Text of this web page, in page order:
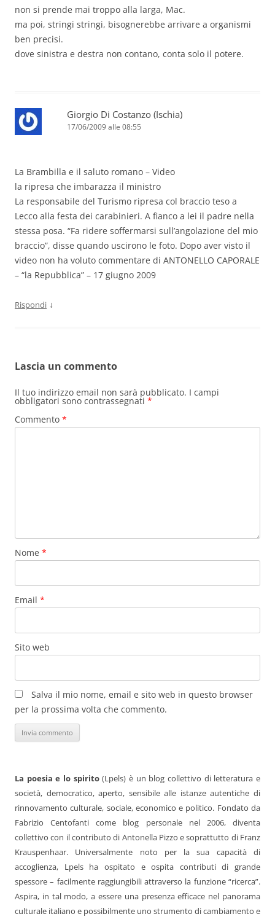
non si prende mai troppo alla larga, Mac.
ma poi, stringi stringi, bisognerebbe arrivare a organismi
ben precisi.
dove sinistra e destra non contano, conta solo il potere.
Giorgio Di Costanzo (Ischia)
17/06/2009 alle 08:55
La Brambilla e il saluto romano – Video
la ripresa che imbarazza il ministro
La responsabile del Turismo ripresa col braccio teso a
Lecco alla festa dei carabinieri. A fianco a lei il padre nella
stessa posa. “Fa ridere soffermarsi sull’angolazione del mio
braccio”, disse quando uscirono le foto. Dopo aver visto il
video non ha voluto commentare di ANTONELLO CAPORALE
– “la Repubblica” – 17 giugno 2009
Rispondi ↓
Lascia un commento
Il tuo indirizzo email non sarà pubblicato. I campi
obbligatori sono contrassegnati *
Commento *
Nome *
Email *
Sito web
Salva il mio nome, email e sito web in questo browser
per la prossima volta che commento.
La poesia e lo spirito(Lpels) è un blog collettivo di letteratura e
società, democratico, aperto, sensibile alle istanze autentiche di
rinnovamento culturale, sociale, economico e politico. Fondato da
Fabrizio Centofanti come blog personale nel 2006, diventa
collettivo con il contributo di Antonella Pizzo e soprattutto di Franz
Krauspenhaar. Universalmente noto per la sua capacità di
accoglienza, Lpels ha ospitato e ospita contributi di grande
spessore – facilmente raggiungibili attraverso la funzione “ricerca”.
Aspira, in tal modo, a essere una presenza efficace nel panorama
culturale italiano e possibilmente uno strumento di cambiamento e